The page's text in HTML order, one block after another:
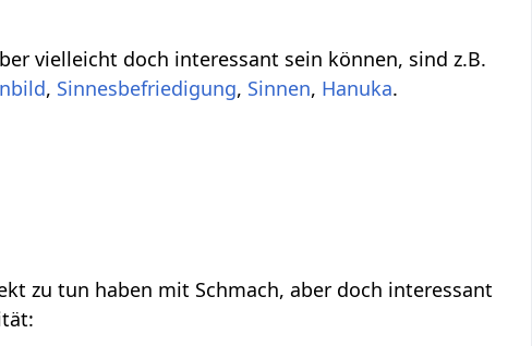
Begriffe, die vielleicht nicht direkt zu tun haben mit Schmach‏‎, aber vielleicht doch interessant sein können, sind z.B.
, , , Hanuka.
Schmach‏‎, aber doch interessant